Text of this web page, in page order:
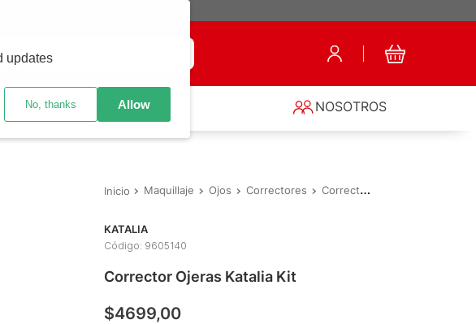
SUCURSALES NOSOTROS
Maquillaje Ojos Correctores Corrector Ojeras Katalia Kit
KATALIA
Código: 9605140
Corrector Ojeras Katalia Kit
$4699,00
updates
No, thanks Allow